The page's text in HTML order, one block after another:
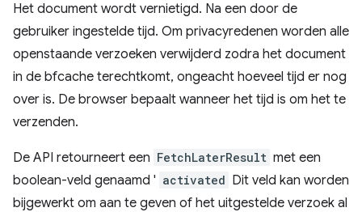
Het document wordt vernietigd. Na een door de
gebruiker ingestelde tijd. Om privacyredenen worden alle
openstaande verzoeken verwijderd zodra het document
in de bfcache terechtkomt, ongeacht hoeveel tijd er nog
over is. De browser bepaalt wanneer het tijd is om het te
verzenden.
De API retourneert een FetchLaterResult met een
boolean-veld genaamd ' activated Dit veld kan worden
bijgewerkt om aan te geven of het uitgestelde verzoek al